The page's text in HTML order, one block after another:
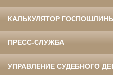
КАЛЬКУЛЯТОР
ПРЕСС-СЛУЖБА
УПРАВЛЕНИЕ СУДЕБНОГО